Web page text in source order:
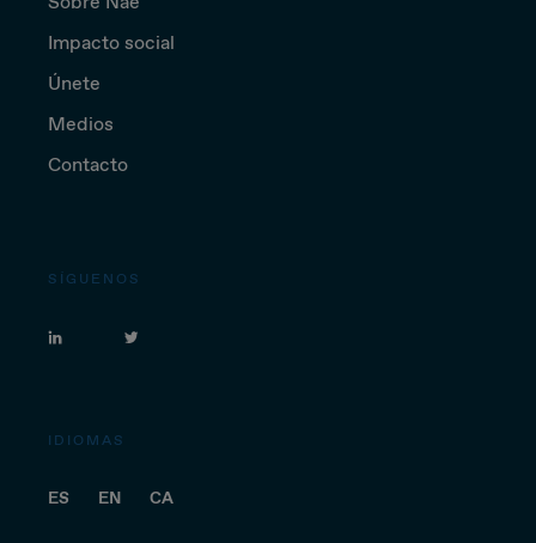
Impacto social
Únete
Medios
Contacto
SÍGUENOS
IDIOMAS
ES EN CA